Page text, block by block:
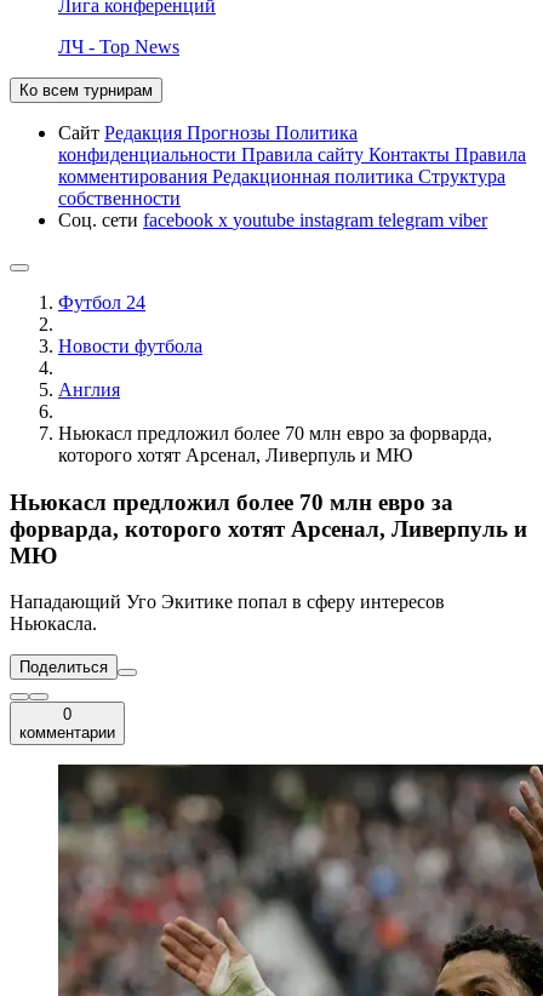
Лига конференций
ЛЧ - Top News
Ко всем турнирам
Сайт Редакция Прогнозы Политика
конфиденциальности Правила сайту Контакты Правила
комментирования Редакционная политика Структура
собственности
Соц. сети facebook x youtube instagram telegram viber
Футбол 24
Новости футбола
Англия
Ньюкасл предложил более 70 млн евро за форварда,
которого хотят Арсенал, Ливерпуль и МЮ
Ньюкасл предложил более 70 млн евро за
форварда, которого хотят Арсенал, Ливерпуль и
МЮ
Нападающий Уго Экитике попал в сферу интересов
Ньюкасла.
Поделиться
0
комментарии